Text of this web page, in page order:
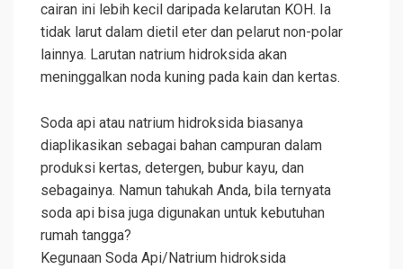
cairan ini lebih kecil daripada kelarutan KOH. Ia
tidak larut dalam dietil eter dan pelarut non-polar
lainnya. Larutan natrium hidroksida akan
meninggalkan noda kuning pada kain dan kertas.
Soda api atau natrium hidroksida biasanya
diaplikasikan sebagai bahan campuran dalam
produksi kertas, detergen, bubur kayu, dan
sebagainya. Namun tahukah Anda, bila ternyata
soda api bisa juga digunakan untuk kebutuhan
rumah tangga?
Kegunaan Soda Api/Natrium hidroksida